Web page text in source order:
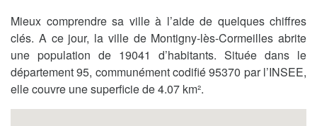
Mieux comprendre sa ville à l’aide de quelques chiffres
clés. A ce jour, la ville de Montigny-lès-Cormeilles abrite
une population de 19041 d’habitants. Située dans le
département 95, communément codifié 95370 par l’INSEE,
elle couvre une superficie de 4.07 km².